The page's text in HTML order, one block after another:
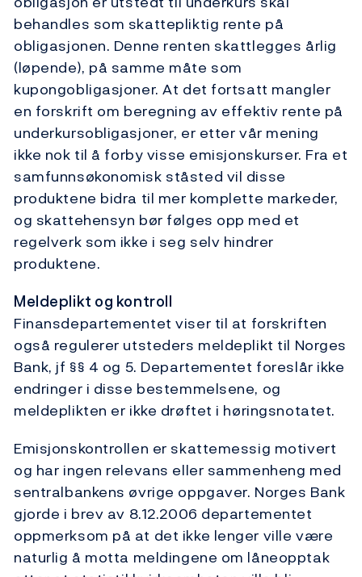
behandles som skattepliktig rente på
obligasjonen. Denne renten skattlegges årlig
(løpende), på samme måte som
kupongobligasjoner. At det fortsatt mangler
en forskrift om beregning av effektiv rente på
underkursobligasjoner, er etter vår mening
ikke nok til å forby visse emisjonskurser. Fra et
samfunnsøkonomisk ståsted vil disse
produktene bidra til mer komplette markeder,
og skattehensyn bør følges opp med et
regelverk som ikke i seg selv hindrer
produktene.
Meldeplikt og kontroll
Finansdepartementet viser til at forskriften
også regulerer utsteders meldeplikt til Norges
Bank, jf §§ 4 og 5. Departementet foreslår ikke
endringer i disse bestemmelsene, og
meldeplikten er ikke drøftet i høringsnotatet.
Emisjonskontrollen er skattemessig motivert
og har ingen relevans eller sammenheng med
sentralbankens øvrige oppgaver. Norges Bank
gjorde i brev av 8.12.2006 departementet
oppmerksom på at det ikke lenger ville være
naturlig å motta meldingene om låneopptak